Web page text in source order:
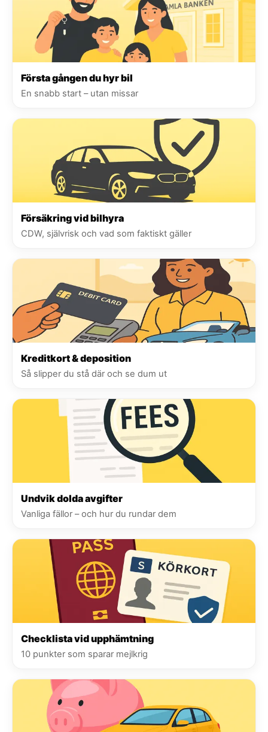
Första gången du hyr bil
En snabb start – utan missar
Försäkring vid bilhyra
CDW, självrisk och vad som faktiskt gäller
Kreditkort & deposition
Så slipper du stå där och se dum ut
Undvik dolda avgifter
Vanliga fällor – och hur du rundar dem
Checklista vid upphämtning
10 punkter som sparar mejlkrig